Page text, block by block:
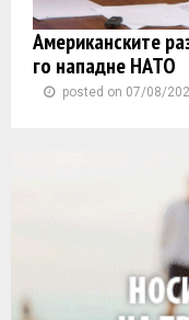
Американските
го нападне НАТО
posted on 07/08/